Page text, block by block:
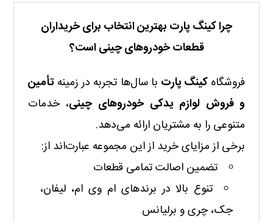
چرا کینگ پارت بهترین انتخاب برای خریداران
قطعات خودروهای چینی است؟
فروشگاه کینگ پارت با سال‌ها تجربه در زمینهتأمین
و فروش لوازم یدکی خودروهای چینی، خدمات
متنوعی را به مشتریان ارائه می‌دهد.
برخی از مزایای خرید از این مجموعه عبارت‌اند از:
تضمین اصالت تمامی قطعات
تنوع بالا در برندهای ام وی ام، لیفان،
جک، چری و برلیانس